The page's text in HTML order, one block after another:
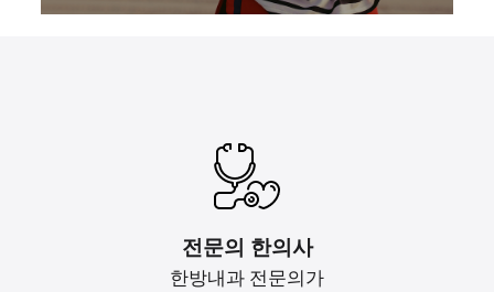
전문의 한의사
한방내과 전문의가